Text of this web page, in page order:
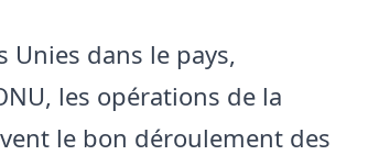
Unies dans le pays,
les opérations de la
le bon déroulement des